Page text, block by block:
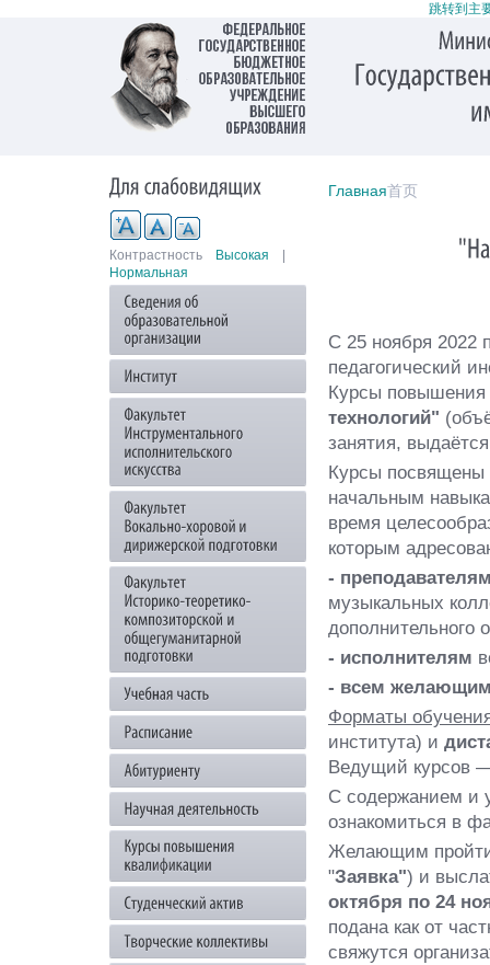
跳转到主
Контрастность Высокая
Нормальная
Главная首页
С 25 ноября 2022
педагогический
Курсы
технологий"
занятия,
Курсы посвящены
начальным
время
которым
-
музыкальных
дополнительного
- исполнителям
- всем
Форматы
института) и
Ведущий курсов
С содержанием и
ознакомиться в
Желающим
"Заявка") и
октября по 24
подана как от
свяжутся